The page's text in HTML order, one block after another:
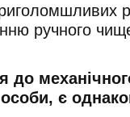
ручного
до
є